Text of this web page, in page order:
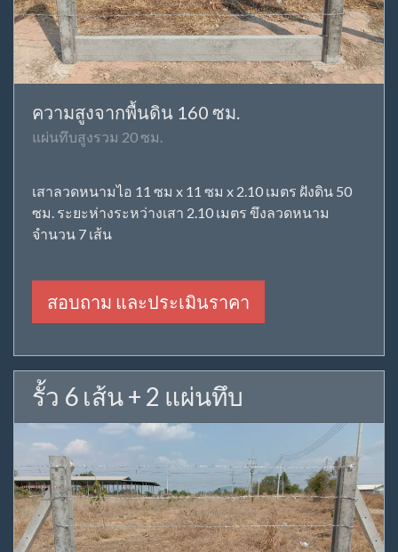
ความสูงจากพื้นดิน 160 ซม.
แผ่นทึบสูงรวม 20 ซม.
เสาลวดหนามไอ 11 ซม x 11 ซม x 2.10 เมตร ฝังดิน 50
ซม. ระยะห่างระหว่างเสา 2.10 เมตร ขึงลวดหนาม
จำนวน 7 เส้น
สอบถาม และประเมินราคา
รั้ว 6 เส้น + 2 แผ่นทึบ